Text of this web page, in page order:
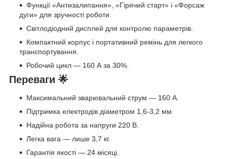
Функції «Антизалипання», «Гірячий старт» і «Форсаж
дуги» для зручності роботи.
Світлодіодний дисплей для контролю параметрів.
Компактний корпус і портативний ремінь для легкого
транспортування.
Робочий цикл — 160 А за 30%.
Переваги 🌟
Максимальний зварювальний струм — 160 А.
Підтримка електродів діаметром 1,6-3,2 мм.
Надійна робота за напруги 220 В.
Легка вага — лише 3,7 кг.
Гарантія якості — 24 місяці.